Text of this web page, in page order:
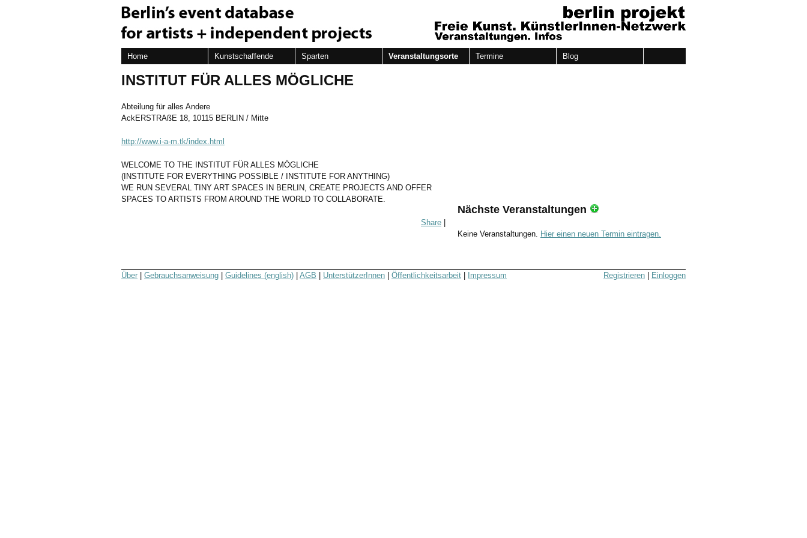
Home Kunstschaffende Sparten Veranstaltungsorte Termine Blog
INSTITUT FÜR ALLES MÖGLICHE
Abteilung für alles Andere
AckERSTRAßE 18, 10115 BERLIN / Mitte
http://www.i-a-m.tk/index.html
WELCOME TO THE INSTITUT FÜR ALLES MÖGLICHE
(INSTITUTE FOR EVERYTHING POSSIBLE / INSTITUTE FOR ANYTHING)
WE RUN SEVERAL TINY ART SPACES IN BERLIN, CREATE PROJECTS AND OFFER
SPACES TO ARTISTS FROM AROUND THE WORLD TO COLLABORATE.
Share
Nächste Veranstaltungen
Keine Veranstaltungen. Hier einen neuen Termin eintragen.
Registrieren Einloggen
Über Gebrauchsanweisung Guidelines (english) AGB UnterstützerInnen Öffentlichkeitsarbeit Impressum